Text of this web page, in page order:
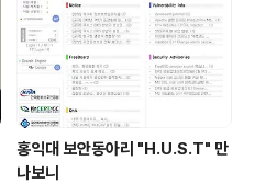
홍익대 보안동아리 "H.U.S.T" 만
나보니